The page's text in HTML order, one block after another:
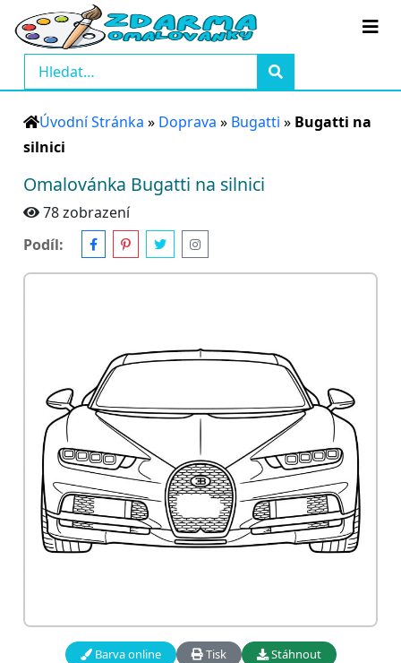
Úvodní Stránka » Doprava » Bugatti » Bugatti na
silnici
Omalovánka Bugatti na silnici
78 zobrazení
Podíl:
Barva online Tisk Stáhnout